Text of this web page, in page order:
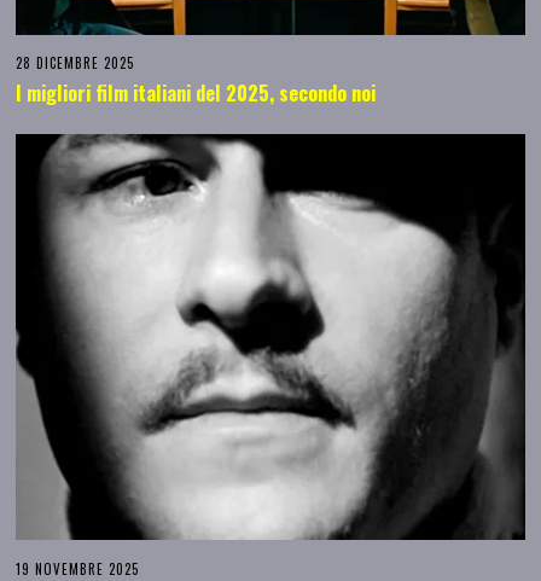
28 DICEMBRE 2025
I migliori film italiani del 2025, secondo noi
19 NOVEMBRE 2025